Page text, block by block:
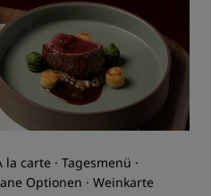
carte · Tagesmenü ·
Optionen · Weinkarte